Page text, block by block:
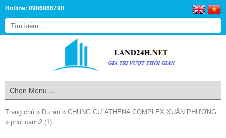
Hotline: 0986866790
Trang chủ » Dự án » CHUNG CƯ ATHENA COMPLEX XUÂN PHƯƠNG
» phoi canh2 (1)